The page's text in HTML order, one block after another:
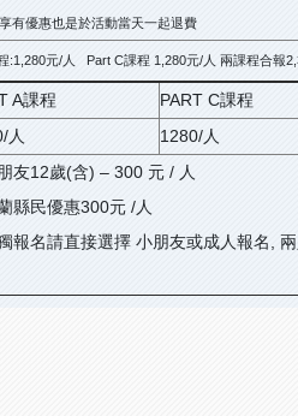
有優惠也是於活動當天一起退費
:1,280元/人 Part C課程 1,280元/人 兩課程合
A課程
PART C課程
人 1280/人
友12歲(含) – 300 元 / 人
縣民優惠300元 /人
報名請直接選擇 小朋友或成人報名,